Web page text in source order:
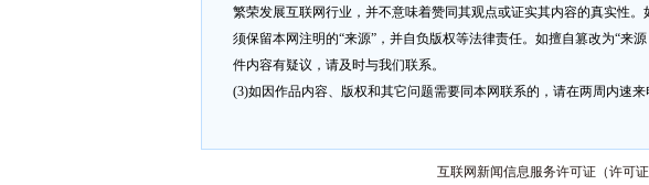
繁荣发展互联网行业，并不意味着赞同其观点或证实其内容的真实性
须保留本网注明的“来源”，并自负版权等法律责任。如擅自篡改为“来
件内容有疑议，请及时与我们联系。
(3)如因作品内容、版权和其它问题需要同本网联系的，请在两周内速来
互联网新闻信息服务许可证（许可